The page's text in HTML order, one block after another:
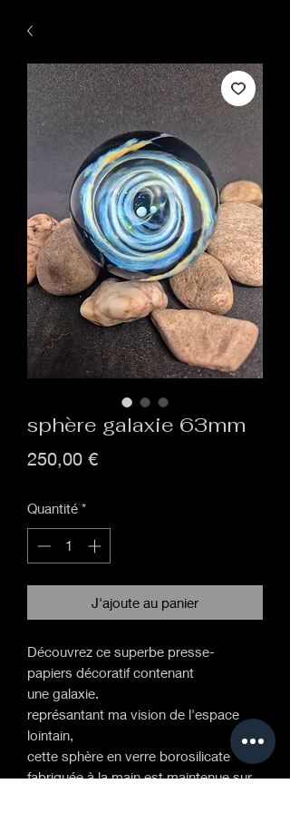
sphère galaxie 63mm
250,00 €Prix
Quantité *
J'ajoute au panier
Découvrez ce superbe presse-
papiers décoratif contenant
une galaxie.
représantant ma vision de l'espace
lointain,
cette sphère en verre borosilicate
fabriquée à la main est maintenue sur